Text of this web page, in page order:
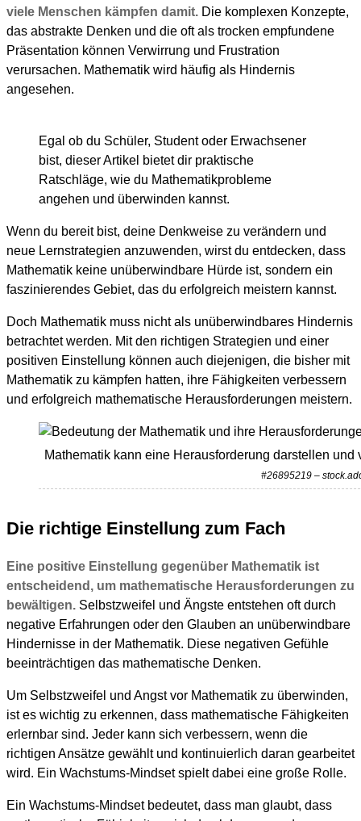
viele Menschen kämpfen damit. Die komplexen Konzepte,
das abstrakte Denken und die oft als trocken empfundene
Präsentation können Verwirrung und Frustration
verursachen. Mathematik wird häufig als Hindernis
angesehen.
Egal ob du Schüler, Student oder Erwachsener
bist, dieser Artikel bietet dir praktische
Ratschläge, wie du Mathematikprobleme
angehen und überwinden kannst.
Wenn du bereit bist, deine Denkweise zu verändern und
neue Lernstrategien anzuwenden, wirst du entdecken, dass
Mathematik keine unüberwindbare Hürde ist, sondern ein
faszinierendes Gebiet, das du erfolgreich meistern kannst.
Doch Mathematik muss nicht als unüberwindbares Hindernis
betrachtet werden. Mit den richtigen Strategien und einer
positiven Einstellung können auch diejenigen, die bisher mit
Mathematik zu kämpfen hatten, ihre Fähigkeiten verbessern
und erfolgreich mathematische Herausforderungen meistern.
Mathematik kann eine Herausforderung darstellen
#26895219 –
Die richtige Einstellung zum Fach
Eine positive Einstellung gegenüber Mathematik ist
entscheidend, um mathematische Herausforderungen zu
bewältigen. Selbstzweifel und Ängste entstehen oft durch
negative Erfahrungen oder den Glauben an unüberwindbare
Hindernisse in der Mathematik. Diese negativen Gefühle
beeinträchtigen das mathematische Denken.
Um Selbstzweifel und Angst vor Mathematik zu überwinden,
ist es wichtig zu erkennen, dass mathematische Fähigkeiten
erlernbar sind. Jeder kann sich verbessern, wenn die
richtigen Ansätze gewählt und kontinuierlich daran gearbeitet
wird. Ein Wachstums-Mindset spielt dabei eine große Rolle.
Ein Wachstums-Mindset bedeutet, dass man glaubt, dass